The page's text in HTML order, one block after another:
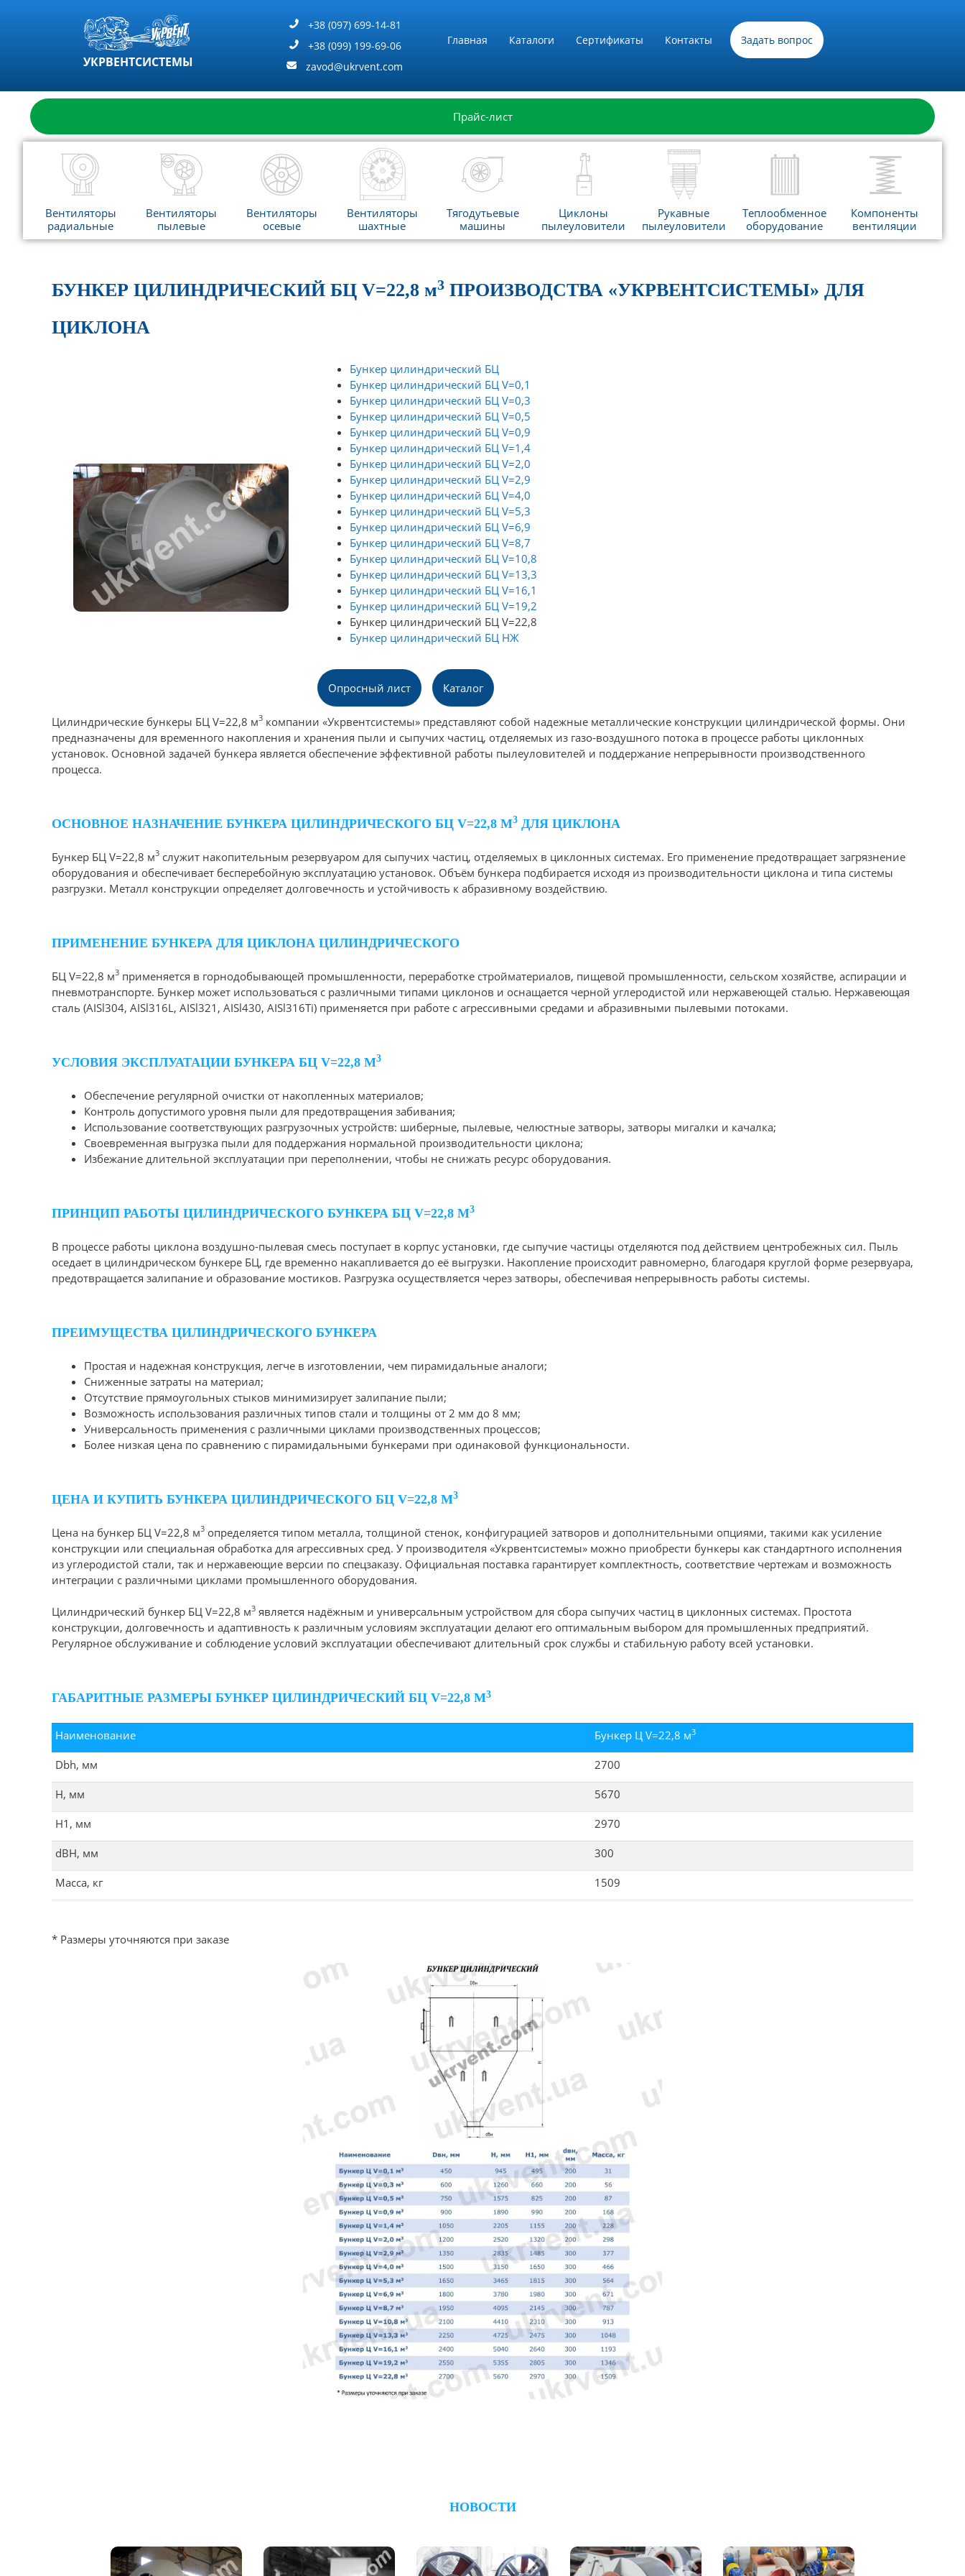
УКРВЕНТСИСТЕМЫ
+38 (097) 699-14-81
+38 (099) 199-69-06
zavod@ukrvent.com
Главная Каталоги Сертификаты Контакты Задать вопрос
Прайс-лист
Вентиляторы
радиальные
Вентиляторы
пылевые
Вентиляторы
осевые
Вентиляторы
шахтные
Тягодутьевые
машины
Циклоны
пылеуловители
Рукавные
пылеуловители
Теплообменное
оборудование
Компоненты
вентиляции
БУНКЕР ЦИЛИНДРИЧЕСКИЙ БЦ V=22,8 м3 ПРОИЗВОДСТВА «УКРВЕНТСИСТЕМЫ» ДЛЯ
ЦИКЛОНА
Бункер цилиндрический БЦ
Бункер цилиндрический БЦ V=0,1
Бункер цилиндрический БЦ V=0,3
Бункер цилиндрический БЦ V=0,5
Бункер цилиндрический БЦ V=0,9
Бункер цилиндрический БЦ V=1,4
Бункер цилиндрический БЦ V=2,0
Бункер цилиндрический БЦ V=2,9
Бункер цилиндрический БЦ V=4,0
Бункер цилиндрический БЦ V=5,3
Бункер цилиндрический БЦ V=6,9
Бункер цилиндрический БЦ V=8,7
Бункер цилиндрический БЦ V=10,8
Бункер цилиндрический БЦ V=13,3
Бункер цилиндрический БЦ V=16,1
Бункер цилиндрический БЦ V=19,2
Бункер цилиндрический БЦ V=22,8
Бункер цилиндрический БЦ НЖ
Опросный лист Каталог
Цилиндрические бункеры БЦ V=22,8 м3 компании «Укрвентсистемы» представляют собой надежные металлические конструкции цилиндрической формы. Они
предназначены для временного накопления и хранения пыли и сыпучих частиц, отделяемых из газо-воздушного потока в процессе работы циклонных
установок. Основной задачей бункера является обеспечение эффективной работы пылеуловителей и поддержание непрерывности производственного
процесса.
ОСНОВНОЕ НАЗНАЧЕНИЕ БУНКЕРА ЦИЛИНДРИЧЕСКОГО БЦ V=22,8 М3 ДЛЯ ЦИКЛОНА
Бункер БЦ V=22,8 м3 служит накопительным резервуаром для сыпучих частиц, отделяемых в циклонных системах. Его применение предотвращает загрязнение
оборудования и обеспечивает бесперебойную эксплуатацию установок. Объём бункера подбирается исходя из производительности циклона и типа системы
разгрузки. Металл конструкции определяет долговечность и устойчивость к абразивному воздействию.
ПРИМЕНЕНИЕ БУНКЕРА ДЛЯ ЦИКЛОНА ЦИЛИНДРИЧЕСКОГО
БЦ V=22,8 м3 применяется в горнодобывающей промышленности, переработке стройматериалов, пищевой промышленности, сельском хозяйстве, аспирации и
пневмотранспорте. Бункер может использоваться с различными типами циклонов и оснащается черной углеродистой или нержавеющей сталью. Нержавеющая
сталь (AISl304, AISl316L, AISl321, AISl430, AISl316Ti) применяется при работе с агрессивными средами и абразивными пылевыми потоками.
УСЛОВИЯ ЭКСПЛУАТАЦИИ БУНКЕРА БЦ V=22,8 М3
Обеспечение регулярной очистки от накопленных материалов;
Контроль допустимого уровня пыли для предотвращения забивания;
Использование соответствующих разгрузочных устройств: шиберные, пылевые, челюстные затворы, затворы мигалки и качалка;
Своевременная выгрузка пыли для поддержания нормальной производительности циклона;
Избежание длительной эксплуатации при переполнении, чтобы не снижать ресурс оборудования.
ПРИНЦИП РАБОТЫ ЦИЛИНДРИЧЕСКОГО БУНКЕРА БЦ V=22,8 М3
В процессе работы циклона воздушно-пылевая смесь поступает в корпус установки, где сыпучие частицы отделяются под действием центробежных сил. Пыль
оседает в цилиндрическом бункере БЦ, где временно накапливается до её выгрузки. Накопление происходит равномерно, благодаря круглой форме резервуара,
предотвращается залипание и образование мостиков. Разгрузка осуществляется через затворы, обеспечивая непрерывность работы системы.
ПРЕИМУЩЕСТВА ЦИЛИНДРИЧЕСКОГО БУНКЕРА
Простая и надежная конструкция, легче в изготовлении, чем пирамидальные аналоги;
Сниженные затраты на материал;
Отсутствие прямоугольных стыков минимизирует залипание пыли;
Возможность использования различных типов стали и толщины от 2 мм до 8 мм;
Универсальность применения с различными циклами производственных процессов;
Более низкая цена по сравнению с пирамидальными бункерами при одинаковой функциональности.
ЦЕНА И КУПИТЬ БУНКЕРА ЦИЛИНДРИЧЕСКОГО БЦ V=22,8 М3
Цена на бункер БЦ V=22,8 м3 определяется типом металла, толщиной стенок, конфигурацией затворов и дополнительными опциями, такими как усиление
конструкции или специальная обработка для агрессивных сред. У производителя «Укрвентсистемы» можно приобрести бункеры как стандартного исполнения
из углеродистой стали, так и нержавеющие версии по спецзаказу. Официальная поставка гарантирует комплектность, соответствие чертежам и возможность
интеграции с различными циклами промышленного оборудования.
Цилиндрический бункер БЦ V=22,8 м3 является надёжным и универсальным устройством для сбора сыпучих частиц в циклонных системах. Простота
конструкции, долговечность и адаптивность к различным условиям эксплуатации делают его оптимальным выбором для промышленных предприятий.
Регулярное обслуживание и соблюдение условий эксплуатации обеспечивают длительный срок службы и стабильную работу всей установки.
ГАБАРИТНЫЕ РАЗМЕРЫ БУНКЕР ЦИЛИНДРИЧЕСКИЙ БЦ V=22,8 М3
Наименование Бункер Ц V=22,8 м3
Dbh, мм 2700
Н, мм 5670
Н1, мм 2970
dBH, мм 300
Масса, кг 1509
* Размеры уточняются при заказе
НОВОСТИ